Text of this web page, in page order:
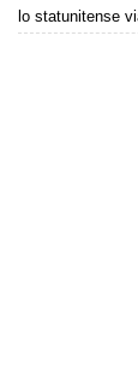
lo statunitense